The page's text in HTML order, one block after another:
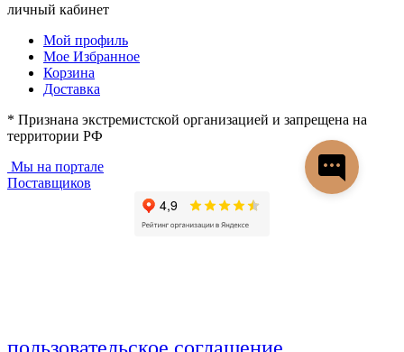
личный кабинет
Мой профиль
Мое Избранное
Корзина
Доставка
* Признана экстремистской организацией и запрещена на
территории РФ
Мы на портале
Поставщиков
пользовательское соглашение